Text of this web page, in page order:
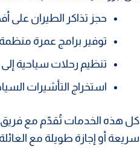
حجز تذاكر الطيران على
توفير برامج عمرة منظمة من
تنظيم رحلات سياحية
استخراج التأشيرات
كل هذه الخدمات تُقدّم مع
سريعة أو إجازة طويلة مع